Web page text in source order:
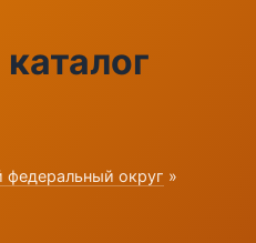
округ »